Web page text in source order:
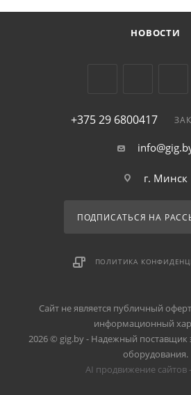
НОВОСТИ
+375 29 6800417
г. Минск
ПОДПИСАТЬСЯ НА
ПОЛИТИКА
Сайт не является публичный
информационный
2026 © gig.by - Надежный поставщик
оборудования.
AI продвижение сайтов